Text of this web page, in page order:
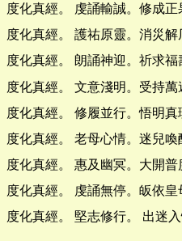
度化真經。 虔誦輸誠。修成正
度化真經。 護祐原靈。消災解
度化真經。 朗誦神迎。祈求福
度化真經。 文意淺明。受持萬
度化真經。 修履並行。悟明真
度化真經。 老母心情。迷兒喚
度化真經。 惠及幽冥。大開普
度化真經。 虔誦無停。皈依皇
度化真經。 堅志修行。 出迷入